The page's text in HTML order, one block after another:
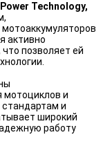
Power Technology,
активно
позволяет ей
мотоциклов и
и
широкий
работу